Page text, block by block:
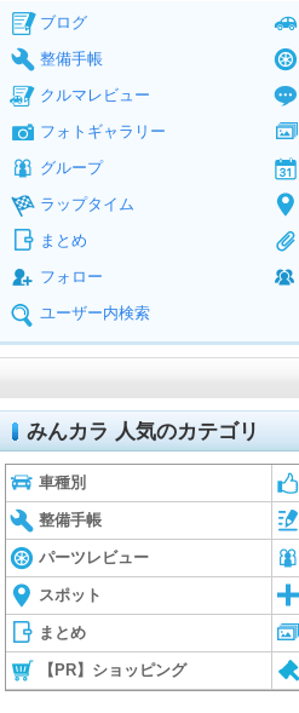
ブログ
整備手帳
クルマレビュー
フォトギャラリー
グループ
ラップタイム
まとめ
フォロー
ユーザー内検索
みんカラ 人気のカテゴリ
車種別
整備手帳
パーツレビュー
スポット
まとめ
【PR】ショッピング